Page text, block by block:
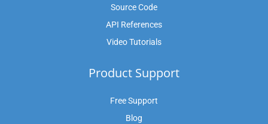
Source Code
API References
Video Tutorials
Product Support
Free Support
Blog